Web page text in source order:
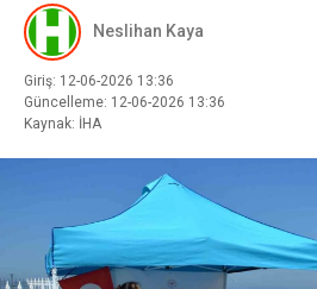
Neslihan Kaya
Giriş: 12-06-2026 13:36
Güncelleme: 12-06-2026 13:36
Kaynak: İHA